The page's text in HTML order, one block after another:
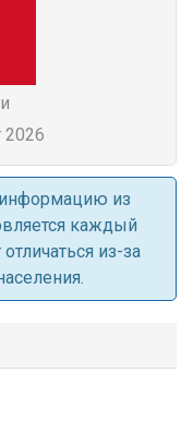
2026
информацию из
каждый
из-за